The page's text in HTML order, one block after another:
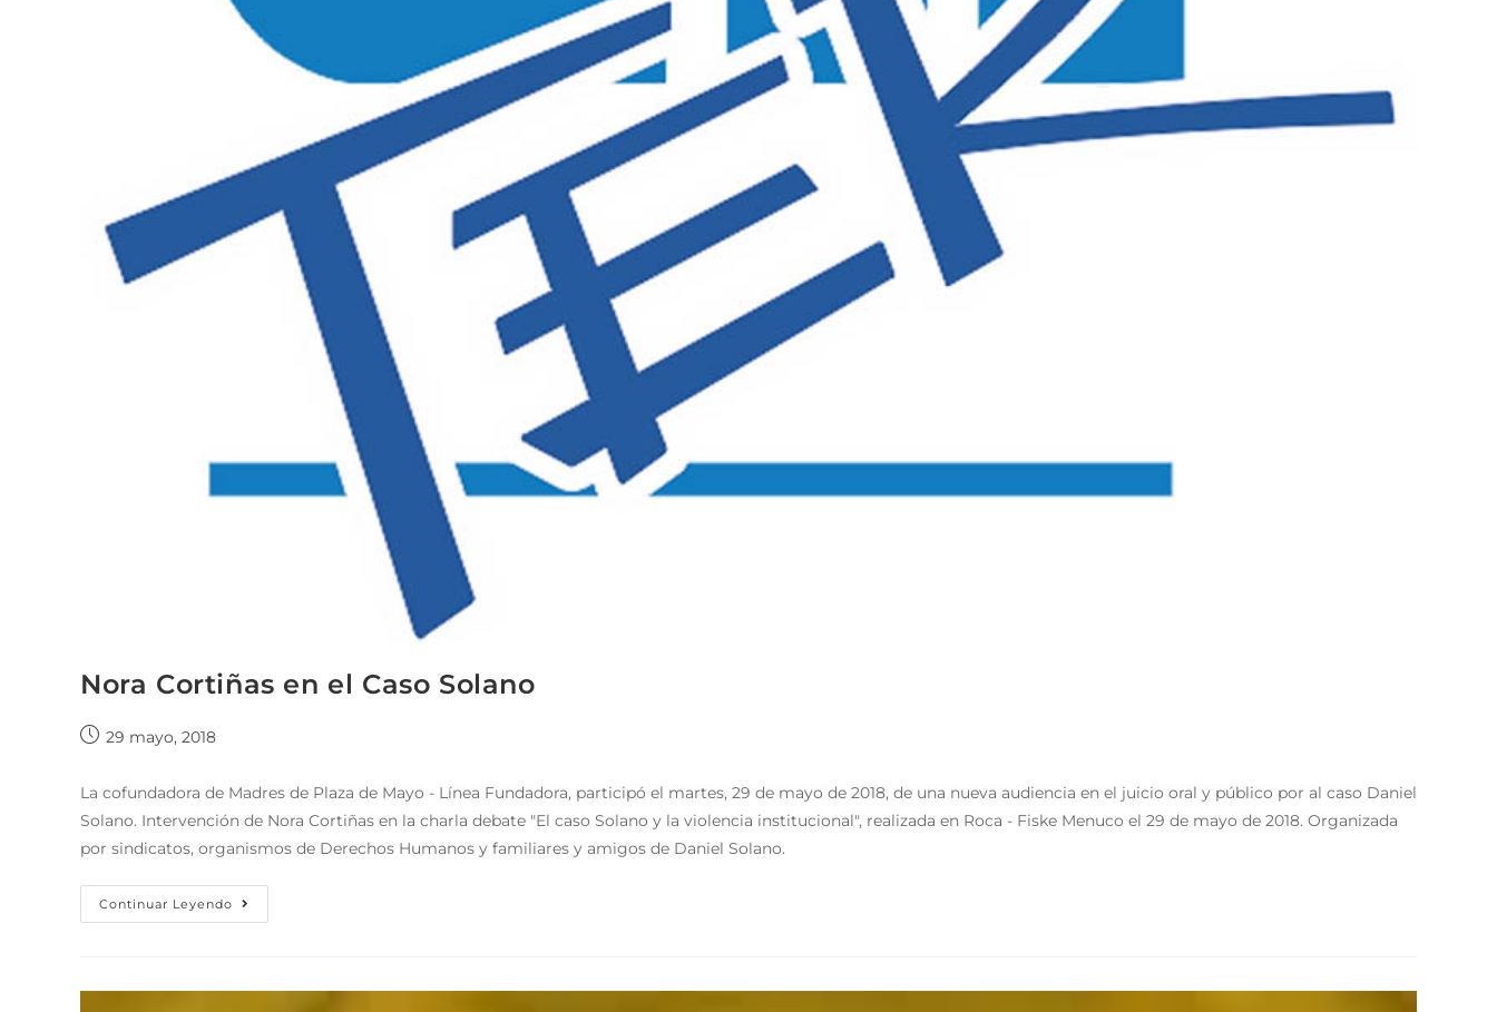
Nora Cortiñas en el Caso Solano
29 mayo, 2018
La cofundadora de Madres de Plaza de Mayo - Línea Fundadora, participó el martes, 29 de mayo de 2018, de una nueva audiencia en el juicio oral y público por al caso Daniel
Solano. Intervención de Nora Cortiñas en la charla debate "El caso Solano y la violencia institucional", realizada en Roca - Fiske Menuco el 29 de mayo de 2018. Organizada
por sindicatos, organismos de Derechos Humanos y familiares y amigos de Daniel Solano.
Continuar Leyendo